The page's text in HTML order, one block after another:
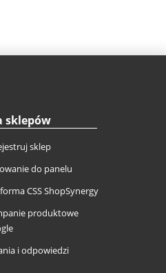
sklepów
sklep
do panelu
CSS ShopSynergy
produktowe
i odpowiedzi